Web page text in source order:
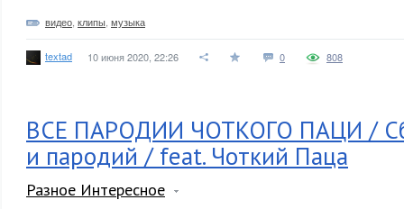
видео клипы музыка
textad 10 июня 2020, 22:26 0 808
ВСЕ ПАРОДИИ ЧОТКОГО ПАЦИ /
и пародий / feat. Чоткий Паца
Разное Интересное